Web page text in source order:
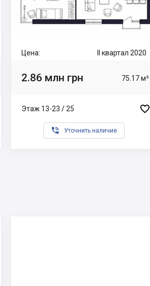
Цена: II квартал 2020
2.86 млн грн 75.17 м²
Этаж 13-23 / 25 
 Уточнить наличие